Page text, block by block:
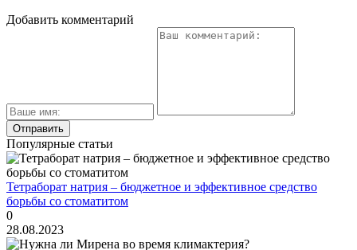
Добавить комментарий
Популярные статьи
Тетраборат натрия – бюджетное и эффективное средство
борьбы со стоматитом
0
28.08.2023